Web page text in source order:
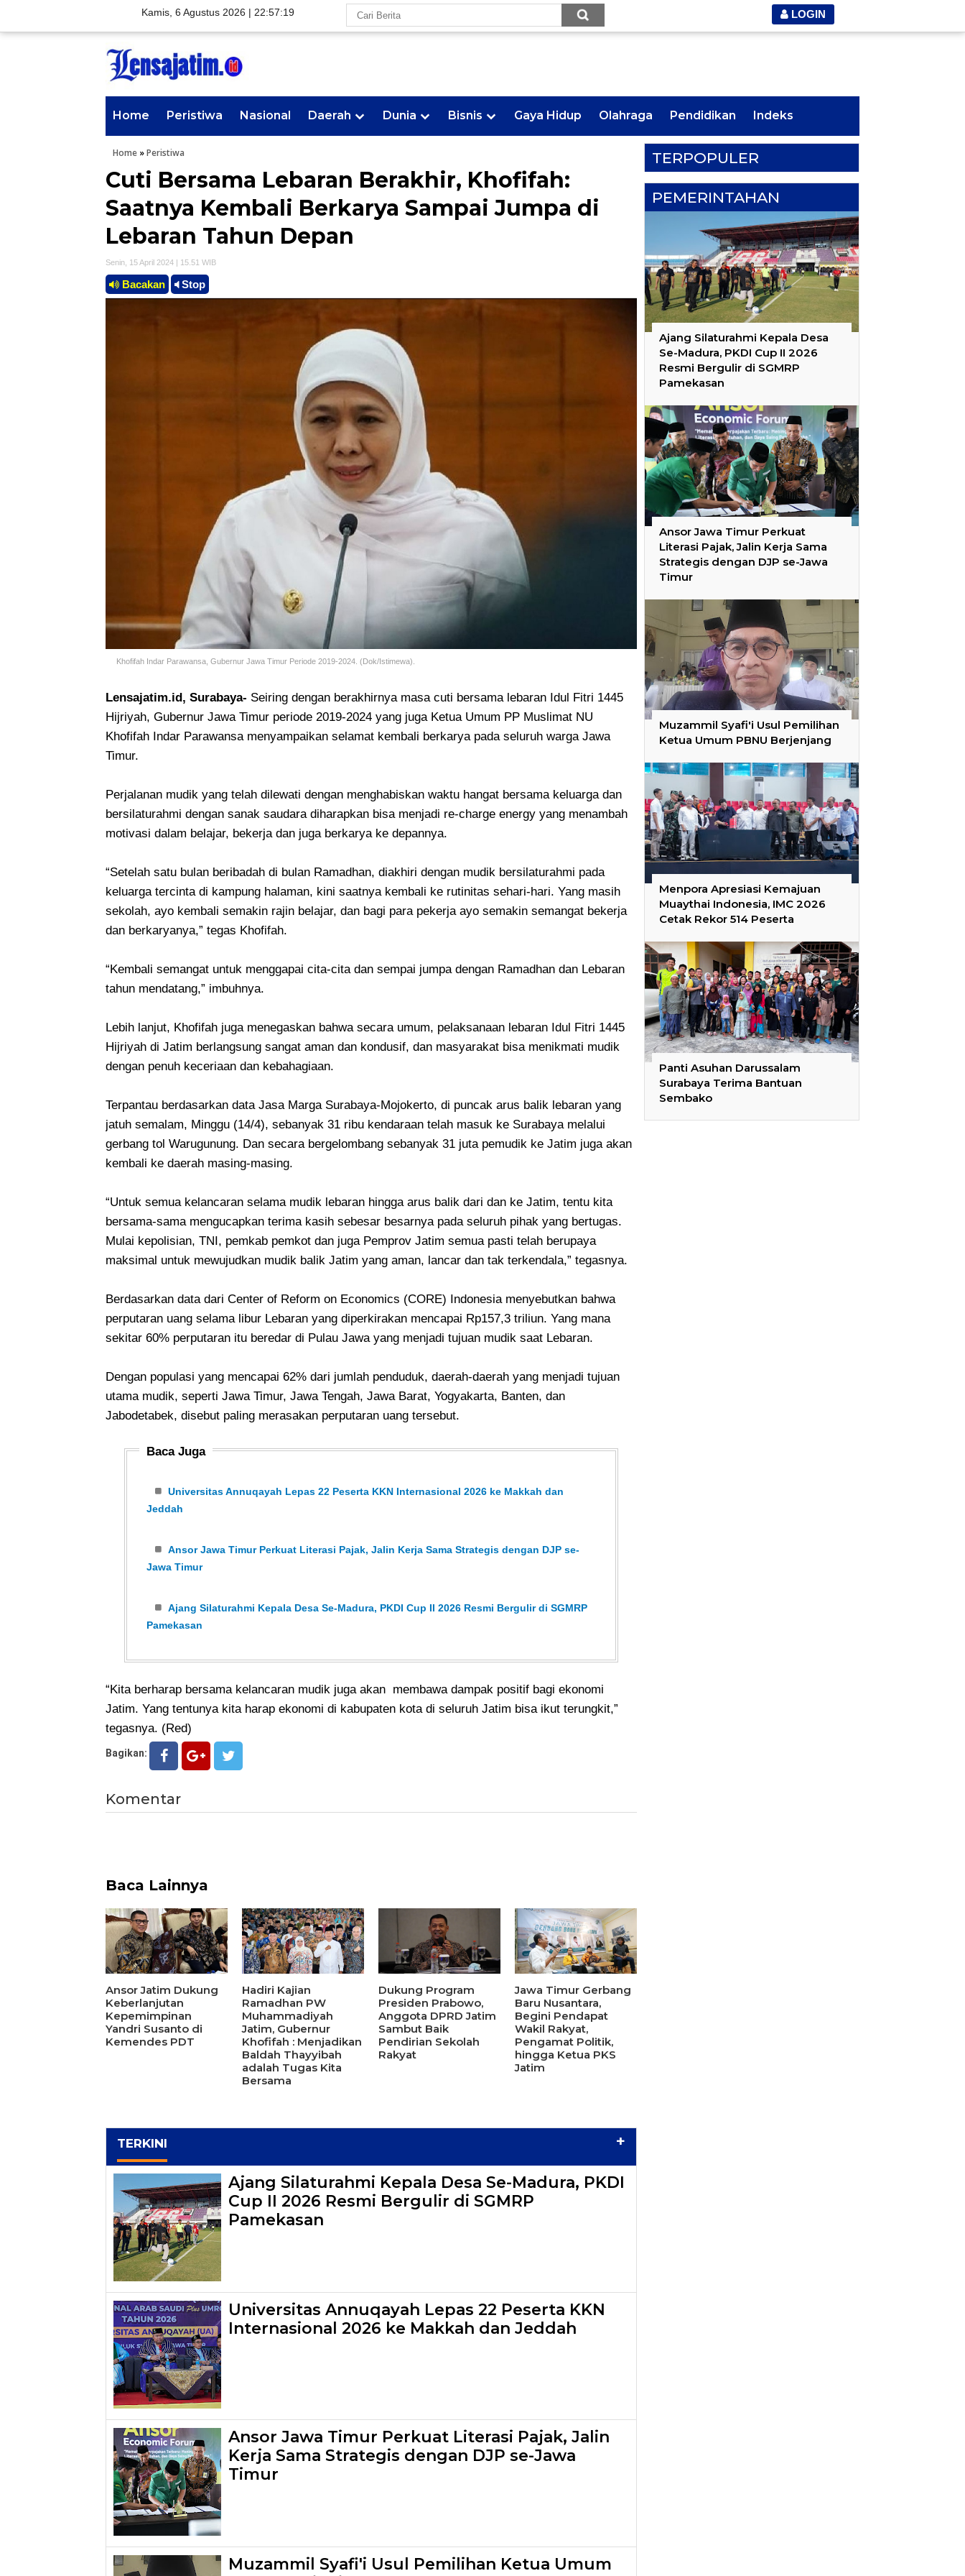
Kamis, 6 Agustus 2026 | 22:57:20 LOGIN
Home Peristiwa Nasional Daerah Dunia Bisnis Gaya Hidup Olahraga Pendidikan Indeks
Home »Peristiwa
Cuti Bersama Lebaran Berakhir, Khofifah:
Saatnya Kembali Berkarya Sampai Jumpa di
Lebaran Tahun Depan
Senin, 15 April 2024 | 15.51 WIB
Bacakan Stop
Khofifah Indar Parawansa, Gubernur Jawa Timur Periode 2019-2024. (Dok/Istimewa).
Lensajatim.id, Surabaya- Seiring dengan berakhirnya masa cuti bersama lebaran Idul Fitri 1445
Hijriyah, Gubernur Jawa Timur periode 2019-2024 yang juga Ketua Umum PP Muslimat NU
Khofifah Indar Parawansa menyampaikan selamat kembali berkarya pada seluruh warga Jawa
Timur.
Perjalanan mudik yang telah dilewati dengan menghabiskan waktu hangat bersama keluarga dan
bersilaturahmi dengan sanak saudara diharapkan bisa menjadi re-charge energy yang menambah
motivasi dalam belajar, bekerja dan juga berkarya ke depannya.
“Setelah satu bulan beribadah di bulan Ramadhan, diakhiri dengan mudik bersilaturahmi pada
keluarga tercinta di kampung halaman, kini saatnya kembali ke rutinitas sehari-hari. Yang masih
sekolah, ayo kembali semakin rajin belajar, dan bagi para pekerja ayo semakin semangat bekerja
dan berkaryanya,” tegas Khofifah.
“Kembali semangat untuk menggapai cita-cita dan sempai jumpa dengan Ramadhan dan Lebaran
tahun mendatang,” imbuhnya.
Lebih lanjut, Khofifah juga menegaskan bahwa secara umum, pelaksanaan lebaran Idul Fitri 1445
Hijriyah di Jatim berlangsung sangat aman dan kondusif, dan masyarakat bisa menikmati mudik
dengan penuh keceriaan dan kebahagiaan.
Terpantau berdasarkan data Jasa Marga Surabaya-Mojokerto, di puncak arus balik lebaran yang
jatuh semalam, Minggu (14/4), sebanyak 31 ribu kendaraan telah masuk ke Surabaya melalui
gerbang tol Warugunung. Dan secara bergelombang sebanyak 31 juta pemudik ke Jatim juga akan
kembali ke daerah masing-masing.
“Untuk semua kelancaran selama mudik lebaran hingga arus balik dari dan ke Jatim, tentu kita
bersama-sama mengucapkan terima kasih sebesar besarnya pada seluruh pihak yang bertugas.
Mulai kepolisian, TNI, pemkab pemkot dan juga Pemprov Jatim semua pasti telah berupaya
maksimal untuk mewujudkan mudik balik Jatim yang aman, lancar dan tak terkendala,” tegasnya.
Berdasarkan data dari Center of Reform on Economics (CORE) Indonesia menyebutkan bahwa
perputaran uang selama libur Lebaran yang diperkirakan mencapai Rp157,3 triliun. Yang mana
sekitar 60% perputaran itu beredar di Pulau Jawa yang menjadi tujuan mudik saat Lebaran.
Dengan populasi yang mencapai 62% dari jumlah penduduk, daerah-daerah yang menjadi tujuan
utama mudik, seperti Jawa Timur, Jawa Tengah, Jawa Barat, Yogyakarta, Banten, dan
Jabodetabek, disebut paling merasakan perputaran uang tersebut.
Baca Juga
Universitas Annuqayah Lepas 22 Peserta KKN Internasional 2026 ke Makkah dan
Jeddah
Ansor Jawa Timur Perkuat Literasi Pajak, Jalin Kerja Sama Strategis dengan DJP se-
Jawa Timur
Ajang Silaturahmi Kepala Desa Se-Madura, PKDI Cup II 2026 Resmi Bergulir di SGMRP
Pamekasan
“Kita berharap bersama kelancaran mudik juga akan membawa dampak positif bagi ekonomi
Jatim. Yang tentunya kita harap ekonomi di kabupaten kota di seluruh Jatim bisa ikut terungkit,”
tegasnya. (Red)
Bagikan:
Komentar
Baca Lainnya
Ansor Jatim Dukung
Keberlanjutan
Kepemimpinan
Yandri Susanto di
Kemendes PDT
Hadiri Kajian
Ramadhan PW
Muhammadiyah
Jatim, Gubernur
Khofifah : Menjadikan
Baldah Thayyibah
adalah Tugas Kita
Bersama
Dukung Program
Presiden Prabowo,
Anggota DPRD Jatim
Sambut Baik
Pendirian Sekolah
Rakyat
Jawa Timur Gerbang
Baru Nusantara,
Begini Pendapat
Wakil Rakyat,
Pengamat Politik,
hingga Ketua PKS
Jatim
TERKINI +
Ajang Silaturahmi Kepala Desa Se-Madura, PKDI
Cup II 2026 Resmi Bergulir di SGMRP
Pamekasan
Universitas Annuqayah Lepas 22 Peserta KKN
Internasional 2026 ke Makkah dan Jeddah
Ansor Jawa Timur Perkuat Literasi Pajak, Jalin
Kerja Sama Strategis dengan DJP se-Jawa
Timur
Muzammil Syafi'i Usul Pemilihan Ketua Umum
TERPOPULER
PEMERINTAHAN
Ajang Silaturahmi Kepala Desa
Se-Madura, PKDI Cup II 2026
Resmi Bergulir di SGMRP
Pamekasan
Ansor Jawa Timur Perkuat
Literasi Pajak, Jalin Kerja Sama
Strategis dengan DJP se-Jawa
Timur
Muzammil Syafi'i Usul Pemilihan
Ketua Umum PBNU Berjenjang
Menpora Apresiasi Kemajuan
Muaythai Indonesia, IMC 2026
Cetak Rekor 514 Peserta
Panti Asuhan Darussalam
Surabaya Terima Bantuan
Sembako